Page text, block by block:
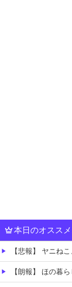
本日のオスス
【悲報】 ヤニねこ
【朗報】 ほの暮らしの庭